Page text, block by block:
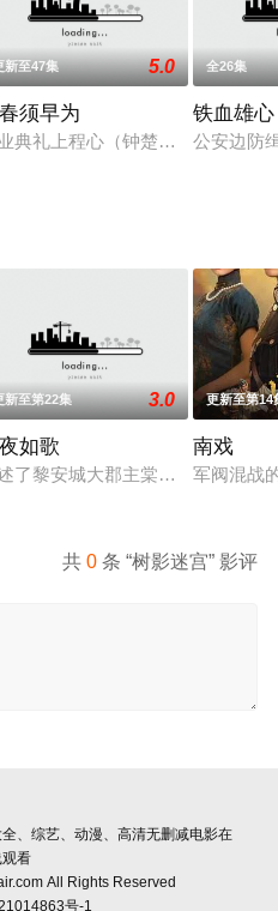
日，被来历不明的男人亲吻，父
新至47集 5.0
须早为
典礼上程心（钟楚曦饰）向男友
全26集
铁血雄心
公安边防
班子，偶遇“白天人住屋，晚上
新至第22集 3.0
如歌
了黎安城大郡主棠溪槿与烈云峥
更新至第14
南戏
军阀混战
共0 条 “树影迷宫” 影评
、综艺、动漫、高清无删减电影在
看
All Rights Reserved
号-1